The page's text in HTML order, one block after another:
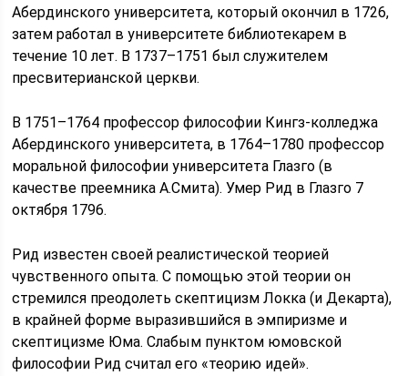
Абердинского университета, который окончил в 1726,
затем работал в университете библиотекарем в
течение 10 лет. В 1737–1751 был служителем
пресвитерианской церкви.
В 1751–1764 профессор философии Кингз-колледжа
Абердинского университета, в 1764–1780 профессор
моральной философии университета Глазго (в
качестве преемника А.Смита). Умер Рид в Глазго 7
октября 1796.
Рид известен своей реалистической теорией
чувственного опыта. С помощью этой теории он
стремился преодолеть скептицизм Локка (и Декарта),
в крайней форме выразившийся в эмпиризме и
скептицизме Юма. Слабым пунктом юмовской
философии Рид считал его «теорию идей».